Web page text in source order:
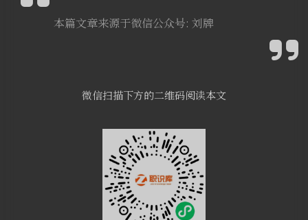
本篇文章来源于微信公众号: 刘牌
微信扫描下方的二维码阅读本文